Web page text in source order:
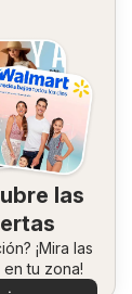
las
¡Mira las
tu zona!